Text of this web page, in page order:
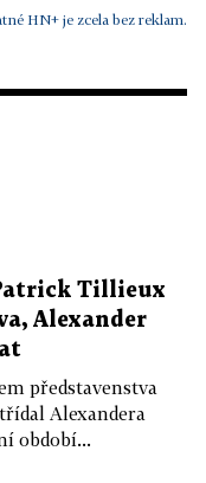
HN+ je zcela bez reklam.
Tillieux
Alexander
představenstva
Alexandera
období...